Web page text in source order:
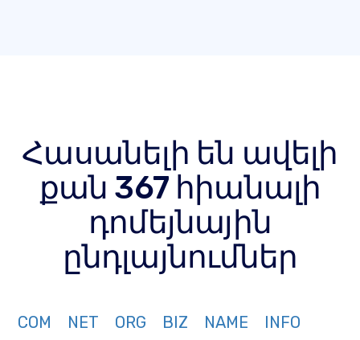
Հասանելի են ավելի
քան 367 հիանալի
դոմեյնային
ընդլայնումներ
COM NET ORG BIZ NAME
INFO